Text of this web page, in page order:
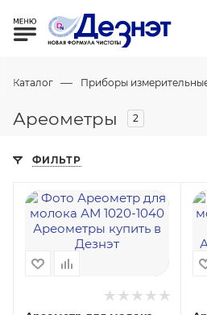
Каталог — Приборы
Ареометры 2
ФИЛЬТР